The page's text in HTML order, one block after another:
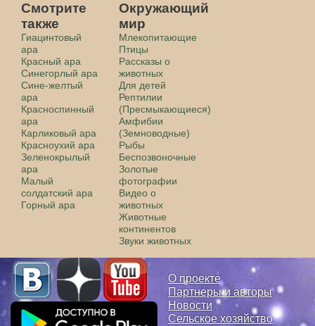
Смотрите
также
Гиацинтовый
ара
Красный ара
Синегорлый ара
Сине-желтый
ара
Красноспинный
ара
Карликовый ара
Красноухий ара
Зеленокрылый
ара
Малый
солдатский ара
Горный ара
Окружающий
мир
Млекопитающие
Птицы
Рассказы о
животных
Для детей
Рептилии
(Пресмыкающиеся)
Амфибии
(Земноводные)
Рыбы
Беспозвоночные
Золотые
фотографии
Видео о
животных
Животные
континентов
Звуки животных
О проекте
Партнеры и авторы
Новости
Сельское хозяйство